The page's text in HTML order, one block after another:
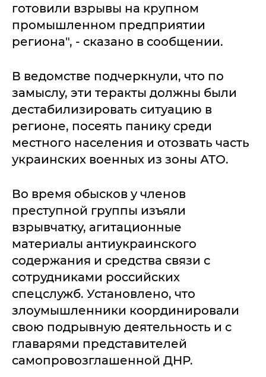
готовили взрывы на крупном
промышленном предприятии
региона", - сказано в сообщении.
В ведомстве подчеркнули, что по
замыслу, эти теракты должны были
дестабилизировать ситуацию в
регионе, посеять панику среди
местного населения и отозвать часть
украинских военных из зоны АТО.
Во время обысков у членов
преступной группы изъяли
взрывчатку, агитационные
материалы антиукраинского
содержания и средства связи с
сотрудниками российских
спецслужб. Установлено, что
злоумышленники координировали
свою подрывную деятельность и с
главарями представителей
самопровозглашенной ДНР.